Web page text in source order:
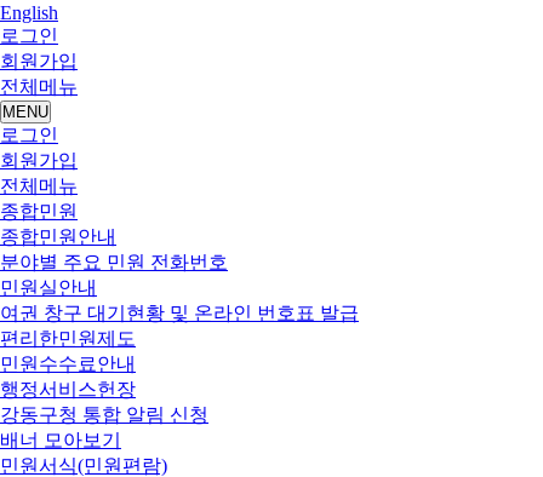
English
로그인
회원가입
전체메뉴
MENU
로그인
회원가입
전체메뉴
종합민원
종합민원안내
분야별 주요 민원 전화번호
민원실안내
여권 창구 대기현황 및 온라인 번호표 발급
편리한민원제도
민원수수료안내
행정서비스헌장
강동구청 통합 알림 신청
배너 모아보기
민원서식(민원편람)